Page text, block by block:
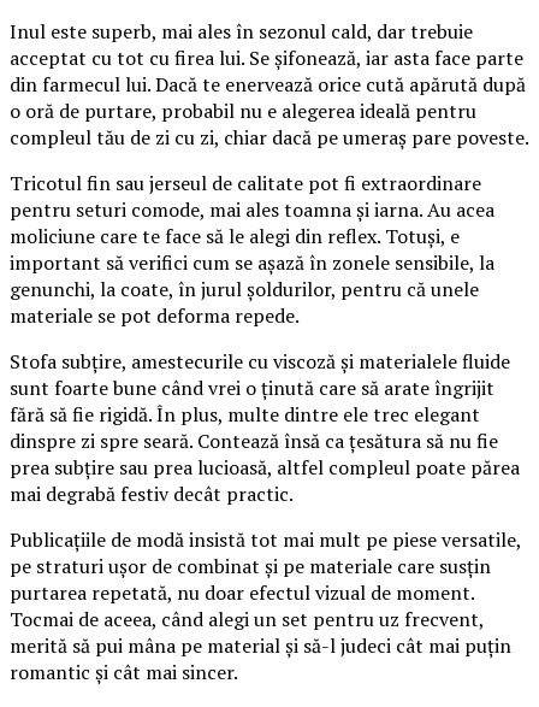
Inul este superb, mai ales în sezonul cald, dar trebuie
acceptat cu tot cu firea lui. Se șifonează, iar asta face parte
din farmecul lui. Dacă te enervează orice cută apărută după
o oră de purtare, probabil nu e alegerea ideală pentru
compleul tău de zi cu zi, chiar dacă pe umeraș pare poveste.
Tricotul fin sau jerseul de calitate pot fi extraordinare
pentru seturi comode, mai ales toamna și iarna. Au acea
moliciune care te face să le alegi din reflex. Totuși, e
important să verifici cum se așază în zonele sensibile, la
genunchi, la coate, în jurul șoldurilor, pentru că unele
materiale se pot deforma repede.
Stofa subțire, amestecurile cu viscoză și materialele fluide
sunt foarte bune când vrei o ținută care să arate îngrijit
fără să fie rigidă. În plus, multe dintre ele trec elegant
dinspre zi spre seară. Contează însă ca țesătura să nu fie
prea subțire sau prea lucioasă, altfel compleul poate părea
mai degrabă festiv decât practic.
Publicațiile de modă insistă tot mai mult pe piese versatile,
pe straturi ușor de combinat și pe materiale care susțin
purtarea repetată, nu doar efectul vizual de moment.
Tocmai de aceea, când alegi un set pentru uz frecvent,
merită să pui mâna pe material și să-l judeci cât mai puțin
romantic și cât mai sincer.